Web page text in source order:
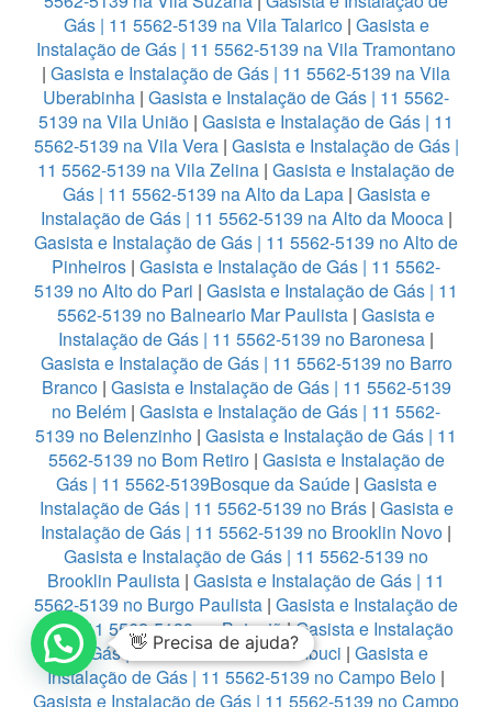
Gás | 11 5562-5139 na Vila Talarico| Gasista e
Instalação de Gás | 11 5562-5139 na Vila Tramontano
| Gasista e Instalação de Gás | 11 5562-5139 na Vila
Uberabinha | Gasista e Instalação de Gás | 11 5562-
5139 na Vila União | Gasista e Instalação de Gás | 11
5562-5139 na Vila Vera| Gasista e Instalação de Gás |
11 5562-5139 na Vila Zelina | Gasista e Instalação de
Gás | 11 5562-5139 na Alto da Lapa| Gasista e
Instalação de Gás | 11 5562-5139 na Alto da Mooca|
Gasista e Instalação de Gás | 11 5562-5139 no Alto de
Pinheiros | Gasista e Instalação de Gás | 11 5562-
5139 no Alto do Pari | Gasista e Instalação de Gás | 11
5562-5139 no Balneario Mar Paulista | Gasista e
Instalação de Gás | 11 5562-5139 no Baronesa |
Gasista e Instalação de Gás | 11 5562-5139 no Barro
Branco| Gasista e Instalação de Gás | 11 5562-5139
no Belém | Gasista e Instalação de Gás | 11 5562-
5139 no Belenzinho | Gasista e Instalação de Gás | 11
5562-5139 no Bom Retiro| Gasista e Instalação de
Gás | 11 5562-5139Bosque da Saúde| Gasista e
Instalação de Gás | 11 5562-5139 no Brás| Gasista e
Instalação de Gás | 11 5562-5139 no Brooklin Novo |
Gasista e Instalação de Gás | 11 5562-5139 no
Brooklin Paulista | Gasista e Instalação de Gás | 11
5562-5139 no Burgo Paulista | Gasista e Instalação de
Gás | 11 5562-5139 no Butantã|Gasista e Instalação
de Gás | 11 5562-5139 no Cambuci | Gasista e
Instalação de Gás | 11 5562-5139 no Campo Belo |
Gasista e Instalação de Gás | 11 5562-5139 no Campo
👋 Precisa de ajuda?